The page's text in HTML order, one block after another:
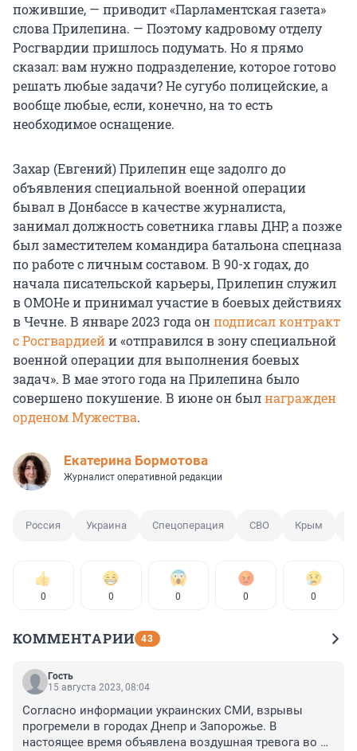
пожившие, — приводит «Парламентская газета»
слова Прилепина. — Поэтому кадровому отделу
Росгвардии пришлось подумать. Но я прямо
сказал: вам нужно подразделение, которое готово
решать любые задачи? Не сугубо полицейские, а
вообще любые, если, конечно, на то есть
необходимое оснащение.
Захар (Евгений) Прилепин еще задолго до
объявления специальной военной операции
бывал в Донбассе в качестве журналиста,
занимал должность советника главы ДНР, а позже
был заместителем командира батальона спецназа
по работе с личным составом. В 90-х годах, до
начала писательской карьеры, Прилепин служил
в ОМОНе и принимал участие в боевых действиях
в Чечне. В январе 2023 года онподписал контракт
с Росгвардиейи «отправился в зону специальной
военной операции для выполнения боевых
задач». В мае этого года на Прилепина было
совершено покушение. В июне он былнагражден
орденом Мужества.
Екатерина Бормотова
Журналист оперативной редакции
Россия Украина Спецоперация СВО Крым
0 0 0 0 0
КОММЕНТАРИИ 43
Гость
15 августа 2023, 08:04
Согласно информации украинских СМИ, взрывы
прогремели в городах Днепр и Запорожье. В
настоящее время объявлена воздушная тревога во